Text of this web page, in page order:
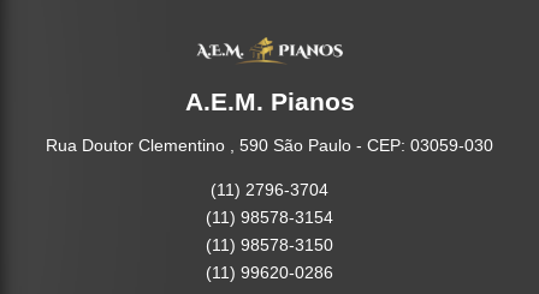
A.E.M. Pianos
Rua Doutor Clementino , 590 São Paulo - CEP: 03059-030
(11) 2796-3704
(11) 98578-3154
(11) 98578-3150
(11) 99620-0286